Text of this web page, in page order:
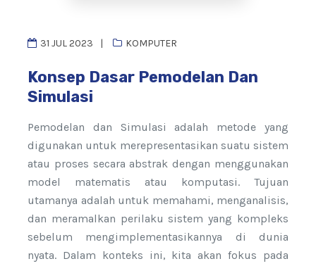
31 JUL 2023 KOMPUTER
Konsep Dasar Pemodelan Dan
Simulasi
Pemodelan dan Simulasi adalah metode yang
digunakan untuk merepresentasikan suatu sistem
atau proses secara abstrak dengan menggunakan
model matematis atau komputasi. Tujuan
utamanya adalah untuk memahami, menganalisis,
dan meramalkan perilaku sistem yang kompleks
sebelum mengimplementasikannya di dunia
nyata. Dalam konteks ini, kita akan fokus pada